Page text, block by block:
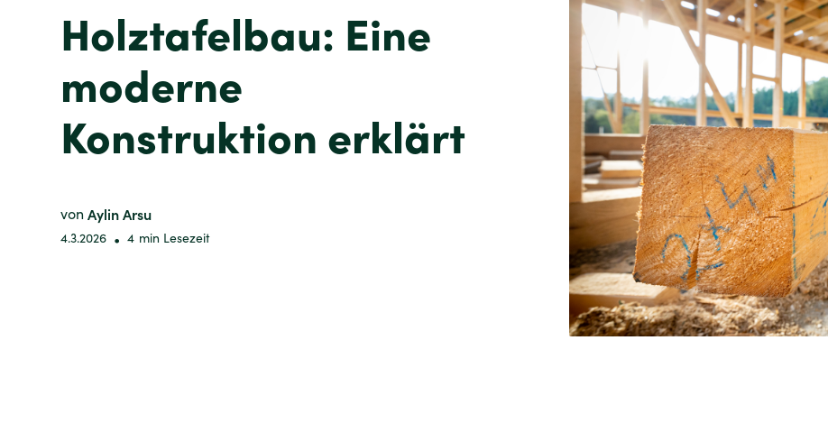
Holztafelbau: Eine
moderne
Konstruktion erklärt
von Aylin Arsu
4.3.2026 • 4 min Lesezeit